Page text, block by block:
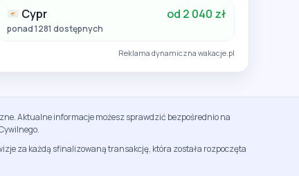
Cypr od 2 040 zł
ponad 1281 dostępnych
Reklama dynamiczna wakacje.pl
Aktualne informacje możesz sprawdzić bezpośrednio na
za każdą sfinalizowaną transakcję, która została rozpoczęta